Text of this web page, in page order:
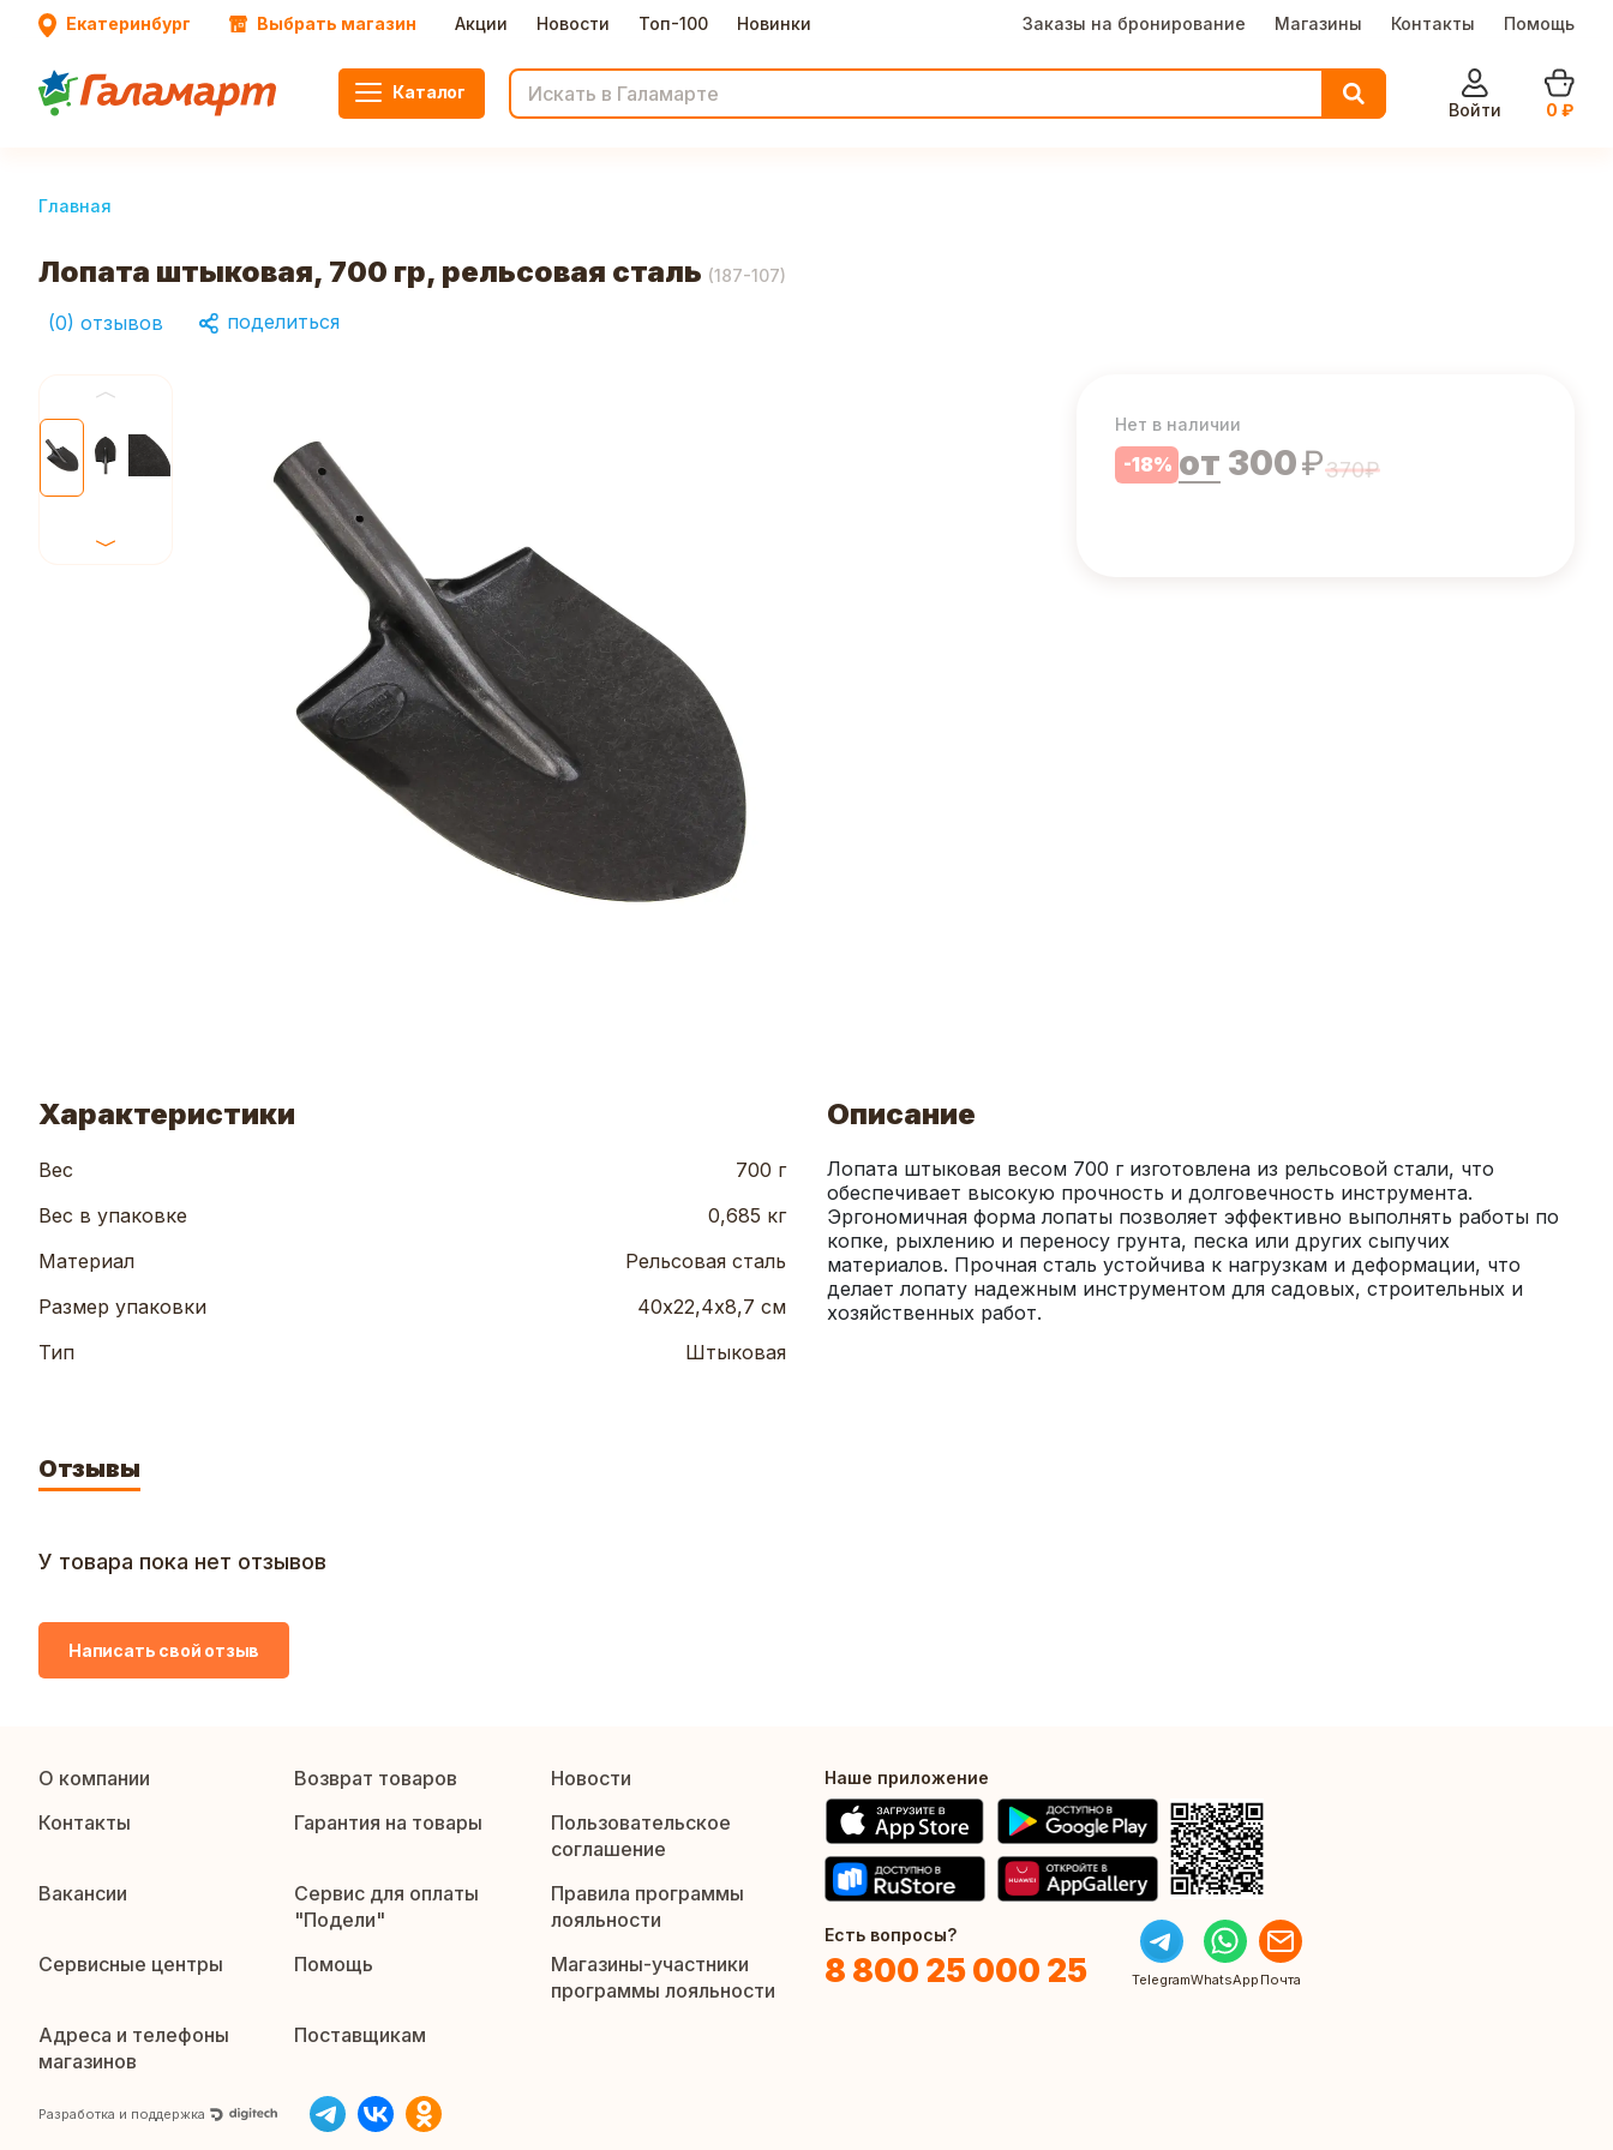
Екатеринбург Выбрать магазин Акции Новости Топ-100 Новинки Заказы на бронирование Магазины Контакты Помощь
Каталог
Войти
0 ₽
Главная
Лопата штыковая, 700 гр, рельсовая сталь (187-107)
(0) отзывов поделиться
Нет в наличии
-18% от 300₽370₽
Характеристики
Вес
700 г
Вес в упаковке
0,685 кг
Материал
Рельсовая сталь
Размер упаковки
40х22,4х8,7 см
Тип
Штыковая
Описание
Лопата штыковая весом 700 г изготовлена из рельсовой стали, что
обеспечивает высокую прочность и долговечность инструмента.
Эргономичная форма лопаты позволяет эффективно выполнять работы по
копке, рыхлению и переносу грунта, песка или других сыпучих
материалов. Прочная сталь устойчива к нагрузкам и деформации, что
делает лопату надежным инструментом для садовых, строительных и
хозяйственных работ.
Отзывы
У товара пока нет отзывов
Написать свой отзыв
О компании Возврат товаров
Новости
Контакты
Гарантия на товары
Пользовательское
соглашение
Вакансии
Сервис для оплаты
"Подели"
Правила программы
лояльности
Сервисные центры
Помощь
Магазины-участники
программы лояльности
Адреса и телефоны
магазинов
Поставщикам
Разработка и поддержка
Наше приложение
Есть вопросы?
8 800 25 000 25 TelegramWhatsApp Почта